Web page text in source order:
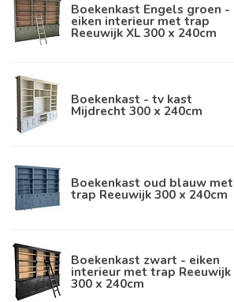
Boekenkast Engels groen -
eiken interieur met trap
Reeuwijk XL 300 x 240cm
Boekenkast - tv kast
Mijdrecht 300 x 240cm
Boekenkast oud blauw met
trap Reeuwijk 300 x 240cm
Boekenkast zwart - eiken
interieur met trap Reeuwijk
300 x 240cm